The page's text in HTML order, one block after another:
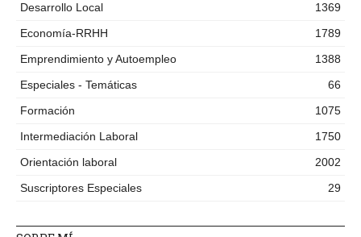
Desarrollo Local
1369
Economía-RRHH
1789
Emprendimiento y Autoempleo
1388
Especiales - Temáticas
66
Formación
1075
Intermediación Laboral
1750
Orientación laboral
2002
Suscriptores Especiales
29